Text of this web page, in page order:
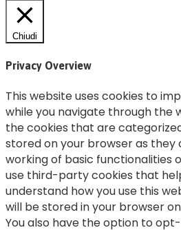
Chiudi
Privacy Overview
This website uses cookies to
while you navigate through the
the cookies that are
stored on your browser as they
working of basic functionalities
use third-party cookies that
understand how you use this
will be stored in your browser
You also have the option to